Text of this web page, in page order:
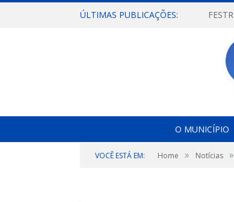
ÚLTIMAS PUBLICAÇÕES:
O MUNICÍPIO
VOCÊ ESTÁ EM: Home » Notícias »